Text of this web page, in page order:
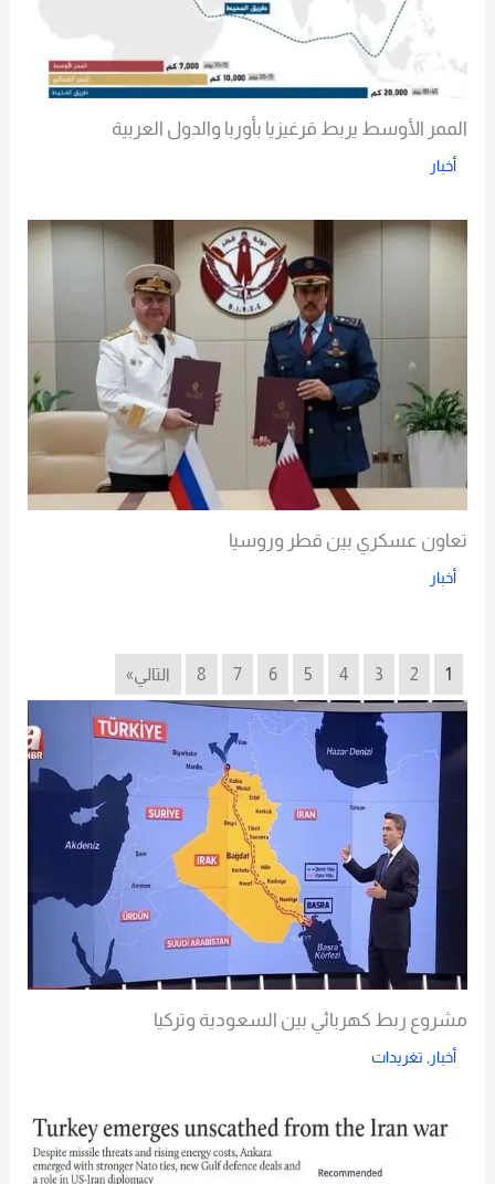
الممر الأوسط يربط قرغيزيا بأوربا والدول العربية
أخبار
تعاون عسكري بين قطر وروسيا
أخبار
1
2
3
4
5
6
7
8 التالي»
مشروع ربط كهربائي بين السعودية وتركيا
أخبار تغريدات